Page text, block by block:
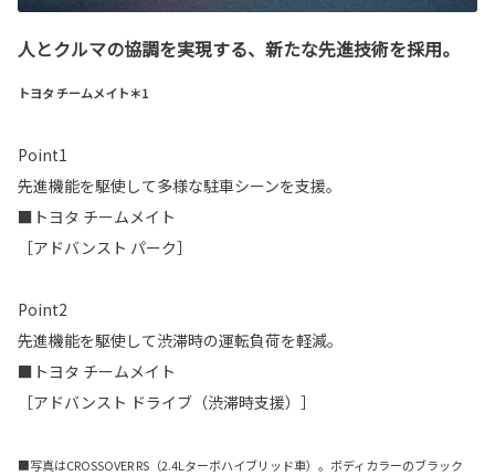
人とクルマの協調を実現する、新たな先進技術を採用。
トヨタ チームメイト＊1
Point1
先進機能を駆使して多様な駐車シーンを支援。
■トヨタ チームメイト
［アドバンスト パーク］
Point2
先進機能を駆使して渋滞時の運転負荷を軽減。
■トヨタ チームメイト
［アドバンスト ドライブ（渋滞時支援）］
■写真はCROSSOVER RS（2.4Lターボハイブリッド車）。ボディカラーのブラック